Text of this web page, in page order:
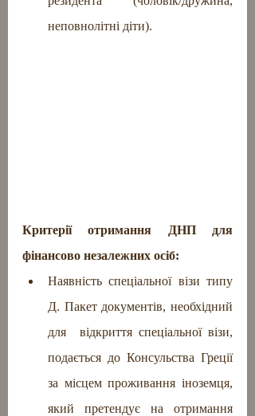
неповнолітні діти).
Критерії отримання ДНП для
фінансово незалежних осіб:
Наявність спеціальної візи типу
Д. Пакет документів, необхідний
для  відкриття спеціальної візи,
подається до Консульства Греції
за місцем проживання іноземця,
який претендує на отримання